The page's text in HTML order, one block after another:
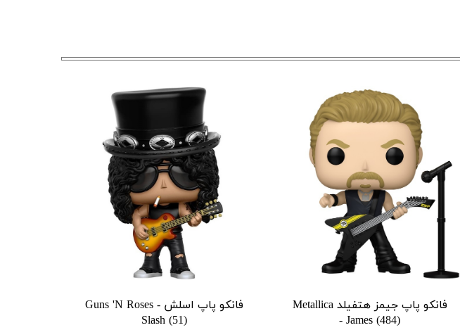
فانکو پاپ جیمز هتفیلد Metallica
- James (484)
فانکو پاپ اسلش Guns 'N Roses -
Slash (51)